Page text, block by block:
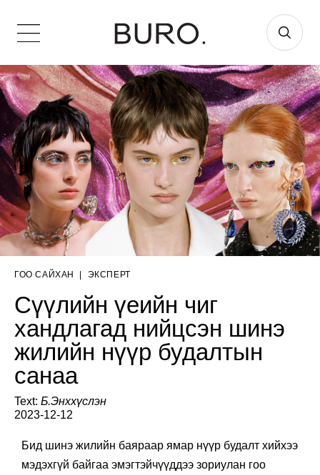
ГОО САЙХАН ЭКСПЕРТ
Сүүлийн үеийн чиг
хандлагад нийцсэн шинэ
жилийн нүүр будалтын
санаа
Text: Б.Энххүслэн
2023-12-12
Бид шинэ жилийн баяраар ямар нүүр будалт хийхээ
мэдэхгүй байгаа эмэгтэйчүүддээ зориулан гоо